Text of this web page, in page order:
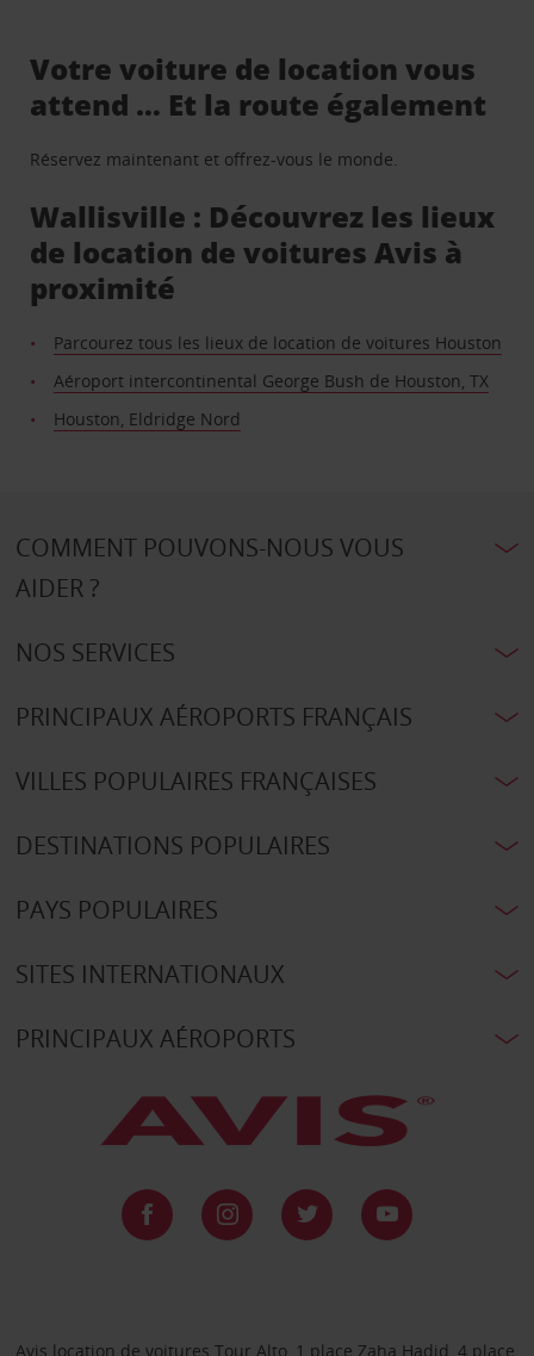
Votre voiture de location vous
attend … Et la route également
Réservez maintenant et offrez-vous le monde.
Wallisville : Découvrez les lieux
de location de voitures Avis à
proximité
Parcourez tous les lieux de location de voitures Houston
Aéroport intercontinental George Bush de Houston, TX
Houston, Eldridge Nord
COMMENT POUVONS-NOUS VOUS
AIDER ?
NOS SERVICES
PRINCIPAUX AÉROPORTS FRANÇAIS
VILLES POPULAIRES FRANÇAISES
DESTINATIONS POPULAIRES
PAYS POPULAIRES
SITES INTERNATIONAUX
PRINCIPAUX AÉROPORTS
Avis location de voitures Tour Alto, 1 place Zaha Hadid, 4 place